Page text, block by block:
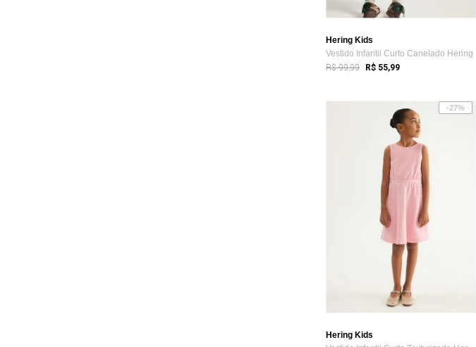
Hering Kids
Vestido Infantil Curto Canelado Hering
R$ 99,99 R$ 55,99
-27%
Hering Kids